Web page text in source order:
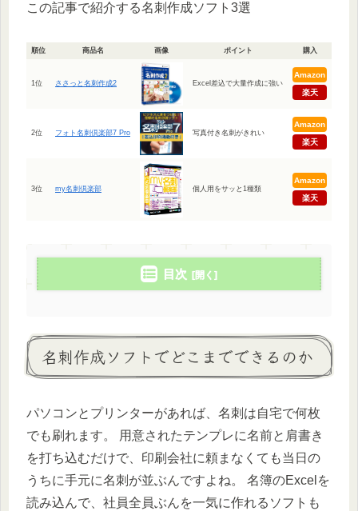
この記事で紹介する名刺作成ソフト3選
順位 商品名 画像 ポイント 購入
1位 ささっと名刺作成2 Excel差込で大量作成に強い
Amazon
楽天
2位 フォト名刺倶楽部7 Pro 写真付き名刺がきれい
Amazon
楽天
3位 my名刺倶楽部 個人用をサッと1種類
Amazon
楽天
目次
名刺作成ソフトでどこまでできるのか
パソコンとプリンターがあれば、名刺は自宅で何枚
でも刷れます。 用意されたテンプレに名前と肩書き
を打ち込むだけで、印刷会社に頼まなくても当日の
うちに手元に名刺が並ぶんですよね。 名簿のExcelを
読み込んで、社員全員ぶんを一気に作れるソフトも